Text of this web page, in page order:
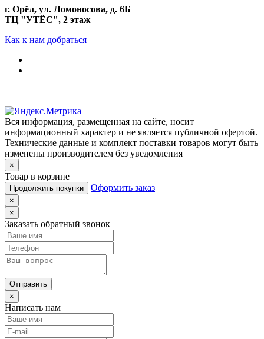
г. Орёл, ул. Ломоносова, д. 6Б
ТЦ "УТЁС", 2 этаж
Как к нам добраться
Вся информация, размещенная на сайте, носит
информационный характер и не является публичной офертой.
Технические данные и комплект поставки товаров могут быть
изменены производителем без уведомления
×
Товар в корзине
Продолжить покупки Оформить заказ
×
×
Заказать обратный звонок
Отправить
×
Написать нам